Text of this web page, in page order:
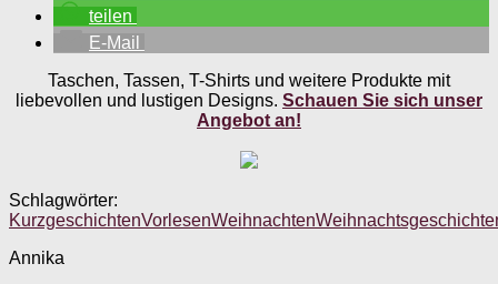
teilen
E-Mail
Taschen, Tassen, T-Shirts und weitere Produkte mit
liebevollen und lustigen Designs. Schauen Sie sich unser
Angebot an!
Schlagwörter:
KurzgeschichtenVorlesenWeihnachten
Annika